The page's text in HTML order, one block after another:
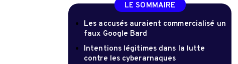
LE SOMMAIRE
Les accusés auraient commercialisé un
faux Google Bard
Intentions légitimes dans la lutte
contre les cyberarnaques